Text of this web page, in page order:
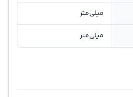
میلی‌متر
میلی‌متر